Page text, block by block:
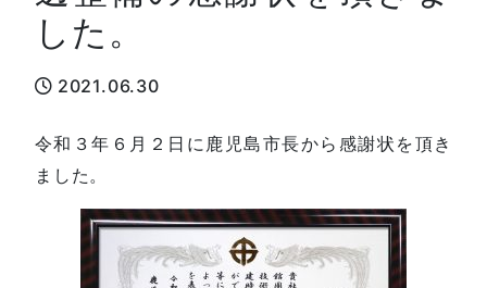
した。
2021.06.30
令和３年６月２日に鹿児島市長から感謝状を頂き
ました。